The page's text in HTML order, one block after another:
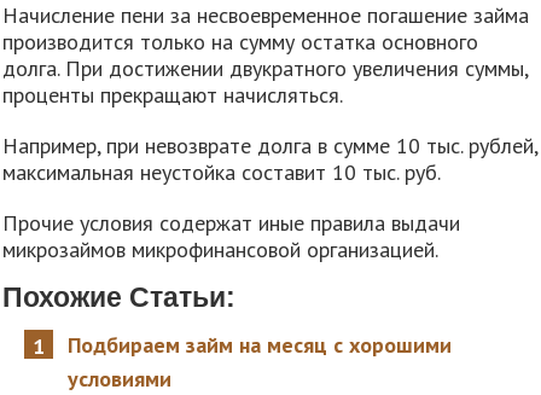
Начисление пени за несвоевременное погашение займа
производится только на сумму остатка основного
долга. При достижении двукратного увеличения суммы,
проценты прекращают начисляться.
Например, при невозврате долга в сумме 10 тыс. рублей,
максимальная неустойка составит 10 тыс. руб.
Прочие условия содержат иные правила выдачи
микрозаймов микрофинансовой организацией.
Похожие Статьи:
Подбираем займ на месяц с хорошими
условиями